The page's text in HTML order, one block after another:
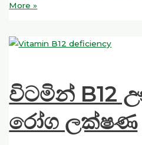
More »
විටමින් B12
රෝග ලක්ෂණ